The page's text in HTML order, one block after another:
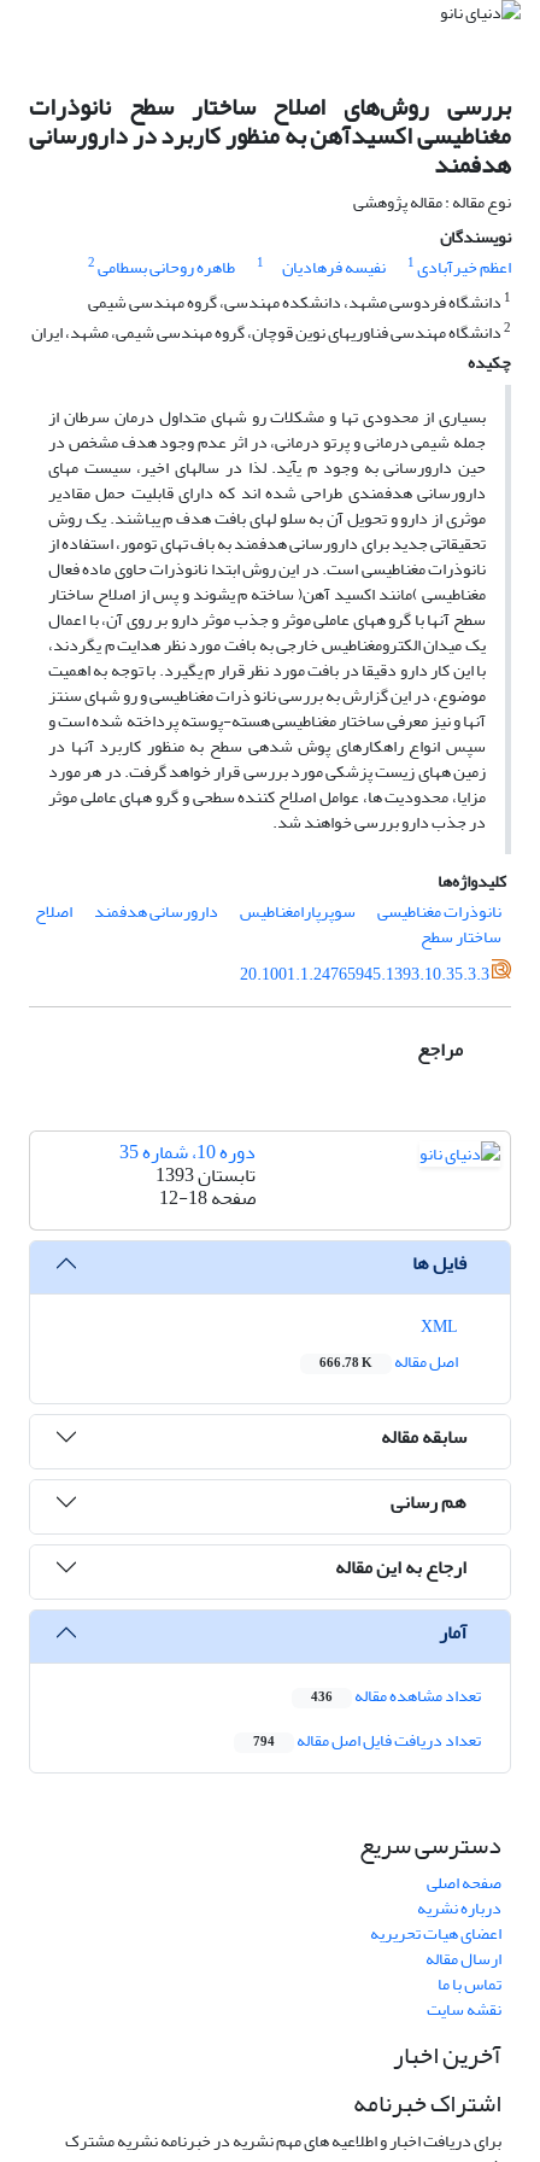
بررسی روش‌های اصلاح ساختار سطح نانوذرات
مغناطیسی اکسیدآهن به منظور کاربرد در دارورسانی
هدفمند
نوع مقاله : مقاله پژوهشی
نویسندگان
اعظم خیرآبادی1 نفیسه فرهادیان 1 طاهره روحانی بسطامی2
1 دانشگاه فردوسی مشهد، دانشکده مهندسی، گروه مهندسی شیمی
2دانشگاه مهندسی فناوریهای نوین قوچان، گروه مهندسی شیمی، مشهد، ایران
چکیده
بسیاری از محدودی تها و مشکلات رو شهای متداول درمان سرطان از
جمله شیمی درمانی و پرتو درمانی، در اثر عدم وجود هدف مشخص در
حین دارورسانی به وجود م یآید. لذا در سالهای اخیر، سیست مهای
دارورسانی هدفمندی طراحی شده اند که دارای قابلیت حمل مقادیر
موثری از دارو و تحویل آن به سلو لهای بافت هدف م یباشند. یک روش
تحقیقاتی جدید برای دارورسانی هدفمند به باف تهای تومور، استفاده از
نانوذرات مغناطیسی است. در این روش ابتدا نانوذرات حاوی ماده فعال
مغناطیسی )مانند اکسید آهن( ساخته م یشوند و پس از اصلاح ساختار
سطح آنها با گرو ههای عاملی موثر و جذب موثر دارو بر روی آن، با اعمال
یک میدان الکترومغناطیس خارجی به بافت مورد نظر هدایت م یگردند،
با این کار دارو دقیقا در بافت مورد نظر قرار م یگیرد. با توجه به اهمیت
موضوع، در این گزارش به بررسی نانو ذرات مغناطیسی و رو شهای سنتز
آنها و نیز معرفی ساختار مغناطیسی هسته-پوسته پرداخته شده است و
سپس انواع راهکارهای پوش شدهی سطح به منظور کاربرد آنها در
زمین ههای زیست پزشکی مورد بررسی قرار خواهد گرفت. در هر مورد
مزایا، محدودیت ها، عوامل اصلاح کننده سطحی و گرو ههای عاملی موثر
در جذب دارو بررسی خواهند شد.
کلیدواژه‌ها
نانوذرات مغناطیسی
سوپرپارامغناطیس دارورسانی هدفمند اصلاح
ساختار سطح
20.1001.1.24765945.1393.10.35.3.3
مراجع
دوره 10، شماره 35
تابستان 1393
صفحه12-18
فایل ها
اصل مقاله
666.78 K
سابقه مقاله
هم رسانی
ارجاع به این مقاله
آمار
تعداد مشاهده مقاله 436
تعداد دریافت فایل اصل مقاله 794
دسترسی سریع
صفحه اصلی
درباره نشریه
اعضای هیات تحریریه
ارسال مقاله
تماس با ما
نقشه سایت
آخرین اخبار
اشتراک خبرنامه
برای دریافت اخبار و اطلاعیه های مهم نشریه در خبرنامه نشریه مشترک